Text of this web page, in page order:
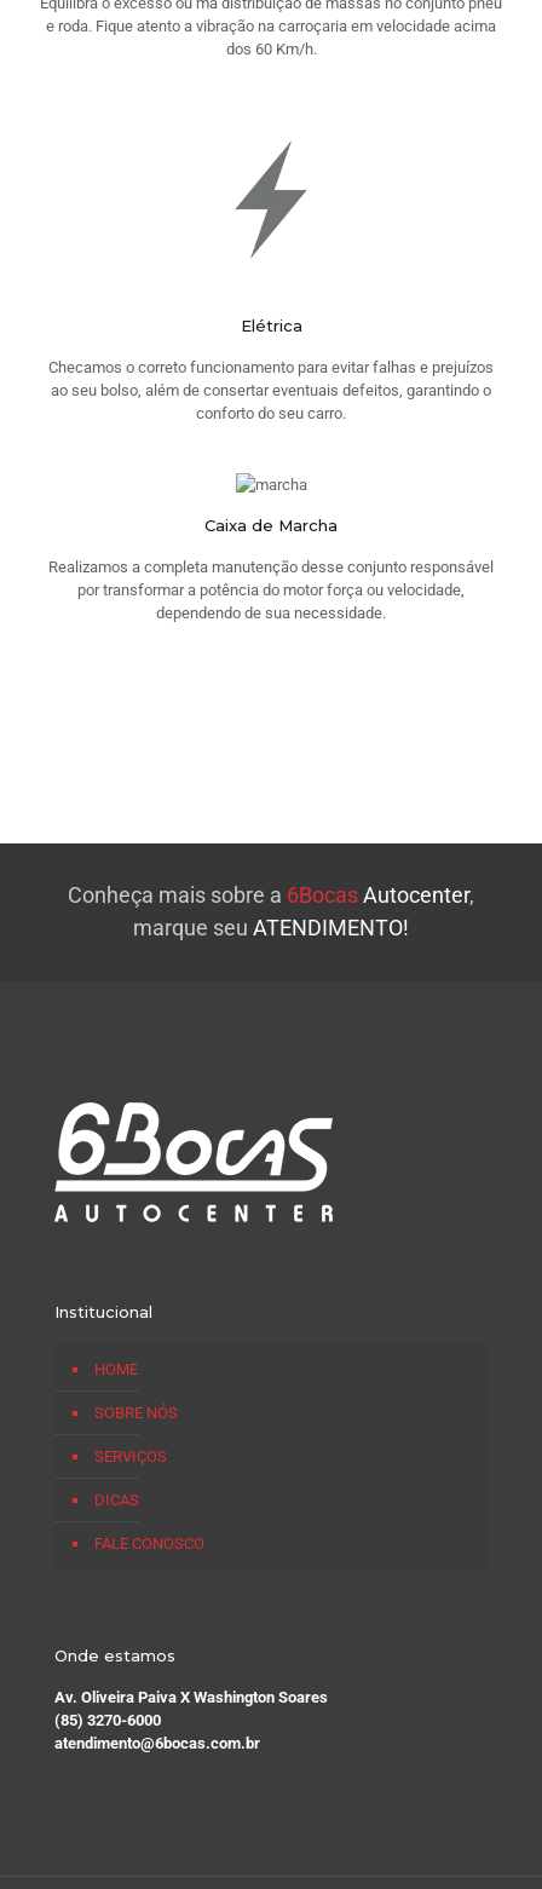
e roda. Fique atento a vibração na carroçaria em velocidade acima
dos 60 Km/h.
Elétrica
Checamos o correto funcionamento para evitar falhas e prejuízos
ao seu bolso, além de consertar eventuais defeitos, garantindo o
conforto do seu carro.
Caixa de Marcha
Realizamos a completa manutenção desse conjunto responsável
por transformar a potência do motor força ou velocidade,
dependendo de sua necessidade.
Conheça mais sobre a 6BocasAutocenter,
marque seu ATENDIMENTO!
Institucional
HOME
SOBRE NÓS
SERVIÇOS
DICAS
FALE CONOSCO
Onde estamos
Av. Oliveira Paiva X Washington Soares
(85) 3270-6000
atendimento@6bocas.com.br